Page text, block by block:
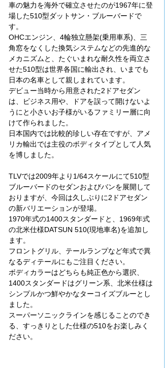
車の魅力を海外で確立させたのが1967年に登
場した510型ダットサン・ブルーバードで
す。
OHCエンジン、4輪独立懸架(乗用車系)、三
角窓をなくした換気システムなどの先進的な
メカニズムと、たぐいまれな耐久性を両立さ
せた510型は世界各国に輸出され、いまでも
日本の名車として親しまれています。
デビュー当時から用意された2ドアセダン
は、ビジネス用や、ドアを誤って開けないよ
うにと小さいお子様がいるファミリー層に向
けて作られました。
日本国内では比較的珍しい存在ですが、アメ
リカ輸出では主役のボディタイプとして人気
を博しました。
TLVでは2009年より1/64スケールにて510型
ブルーバードのセダンおよびバンを展開して
おりますが、今回は久しぶりに2ドアセダン
の新バリエーションが登場。
1970年式の1400スタンダードと、1969年式
の北米仕様DATSUN 510(現地車名)を追加し
ます。
フロントグリル、テールランプなど年式で異
なるディテールにもご注目ください。
ボディカラーはどちらも純正色から選択、
1400スタンダードはグリーン系、北米仕様は
シンプルかつ鮮やかなターコイズブルーとし
ました。
スーパーソニックラインを感じることのでき
る、すっきりとした仕様の510をお楽しみく
ださい。